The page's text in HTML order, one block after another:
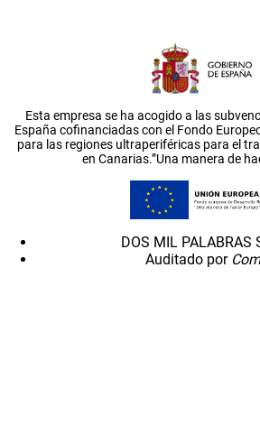
Esta empresa se ha acogido a las
España cofinanciadas con el Fondo
para las regiones ultraperiféricas para el
en Canarias.”Una manera de
DOS MIL PALABRAS
Auditado por